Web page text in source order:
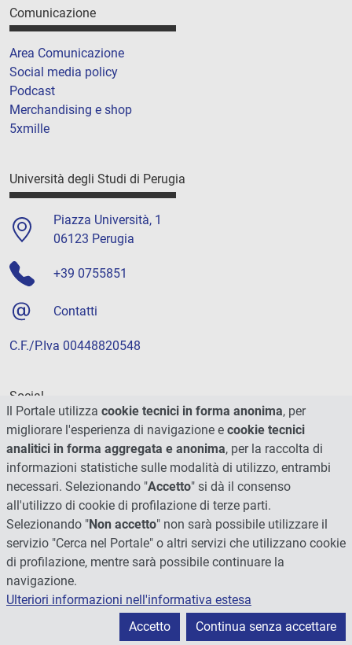
Comunicazione
Area Comunicazione
Social media policy
Podcast
Merchandising e shop
5xmille
Università degli Studi di Perugia
Piazza Università, 1
06123 Perugia
+39 0755851
Contatti
C.F./P.Iva 00448820548
Social
© 2026 - Università degli Studi di Perugia
Il Portale utilizza cookie tecnici in forma anonima, per
migliorare l'esperienza di navigazione e cookie tecnici
analitici in forma aggregata e anonima, per la raccolta di
informazioni statistiche sulle modalità di utilizzo, entrambi
necessari. Selezionando "Accetto" si dà il consenso
all'utilizzo di cookie di profilazione di terze parti.
Selezionando "Non accetto" non sarà possibile utilizzare il
servizio "Cerca nel Portale" o altri servizi che utilizzano cookie
di profilazione, mentre sarà possibile continuare la
navigazione.
Ulteriori informazioni nell'informativa estesa
Accetto
Continua senza accettare